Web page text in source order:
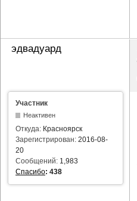
эдвадуард
Участник
Неактивен
Откуда: Красноярск
Зарегистрирован: 2016-08-
20
Сообщений: 1,983
Спасибо: 438